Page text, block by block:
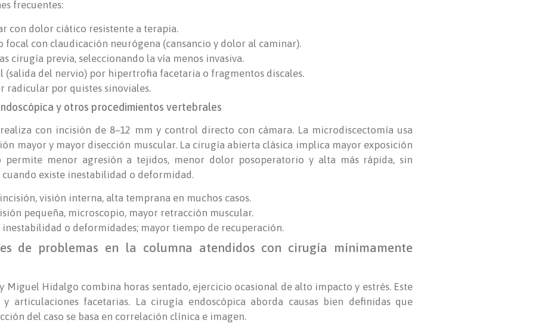
frecuentes:
con dolor ciático resistente a terapia.
focal con claudicación neurógena (cansancio y dolor al caminar).
cirugía previa, seleccionando la vía menos invasiva.
(salida del nervio) por hipertrofia facetaria o fragmentos discales.
radicular por quistes sinoviales.
y otros procedimientos vertebrales
con incisión de 8–12 mm y control directo con cámara. La microdiscectomía usa
mayor y mayor disección muscular. La cirugía abierta clásica implica mayor exposición
permite menor agresión a tejidos, menor dolor posoperatorio y alta más rápida, sin
existe inestabilidad o deformidad.
visión interna, alta temprana en muchos casos.
pequeña, microscopio, mayor retracción muscular.
o deformidades; mayor tiempo de recuperación.
de problemas en la columna atendidos con cirugía mínimamente
Miguel Hidalgo combina horas sentado, ejercicio ocasional de alto impacto y estrés. Este
articulaciones facetarias. La cirugía endoscópica aborda causas bien definidas que
del caso se basa en correlación clínica e imagen.